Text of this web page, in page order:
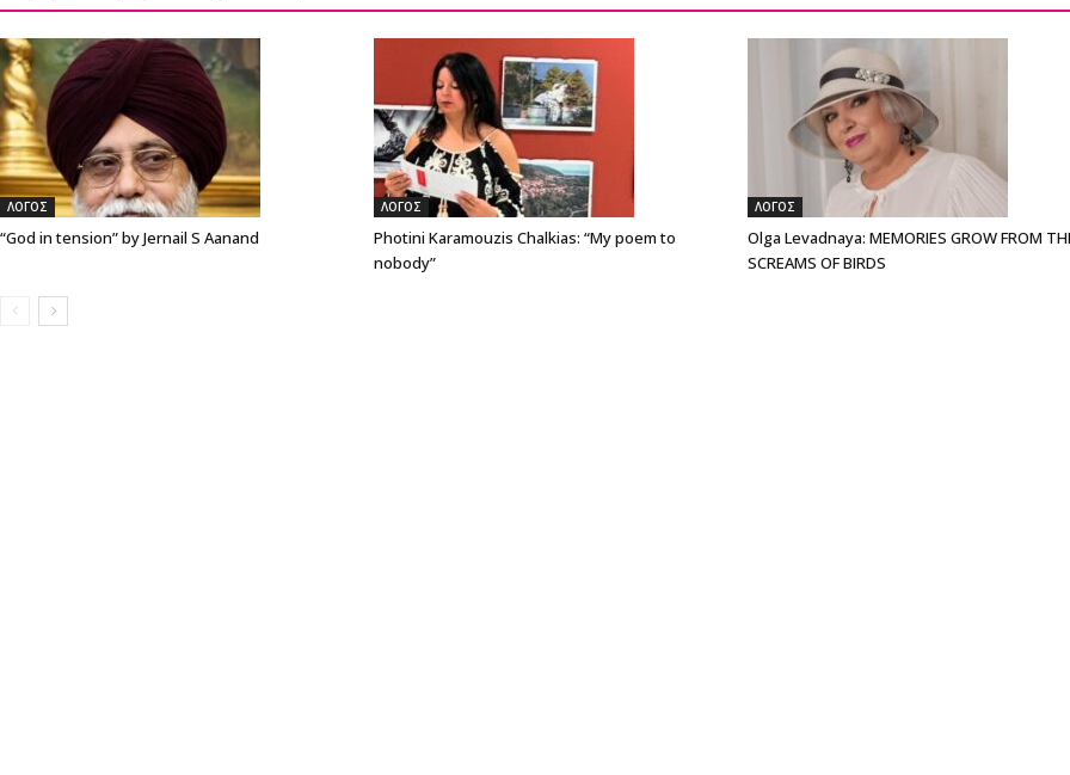
ΛΟΓΟΣ
“God in tension” by Jernail S Aanand
ΛΟΓΟΣ
Photini Karamouzis Chalkias: “My poem to
nobody”
ΛΟΓΟΣ
Olga Levadnaya: MEMORIES GROW FROM
SCREAMS OF BIRDS